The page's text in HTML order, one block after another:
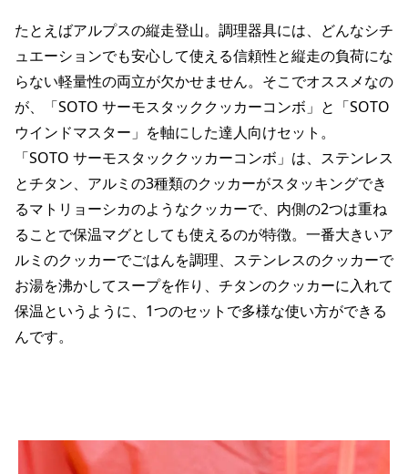
たとえばアルプスの縦走登山。調理器具には、どんなシチ
ュエーションでも安心して使える信頼性と縦走の負荷にな
らない軽量性の両立が欠かせません。そこでオススメなの
が、「SOTO サーモスタッククッカーコンボ」と「SOTO
ウインドマスター」を軸にした達人向けセット。
「SOTO サーモスタッククッカーコンボ」は、ステンレス
とチタン、アルミの3種類のクッカーがスタッキングでき
るマトリョーシカのようなクッカーで、内側の2つは重ね
ることで保温マグとしても使えるのが特徴。一番大きいア
ルミのクッカーでごはんを調理、ステンレスのクッカーで
お湯を沸かしてスープを作り、チタンのクッカーに入れて
保温というように、1つのセットで多様な使い方ができる
んです。